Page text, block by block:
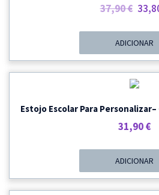
37,90€ O
Era:
ADICIONAR
Estojo Escolar Para
31,90€
ADICIONAR